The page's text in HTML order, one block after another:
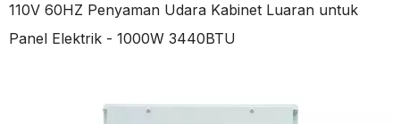
110V 60HZ Penyaman Udara Kabinet Luaran untuk
Panel Elektrik - 1000W 3440BTU